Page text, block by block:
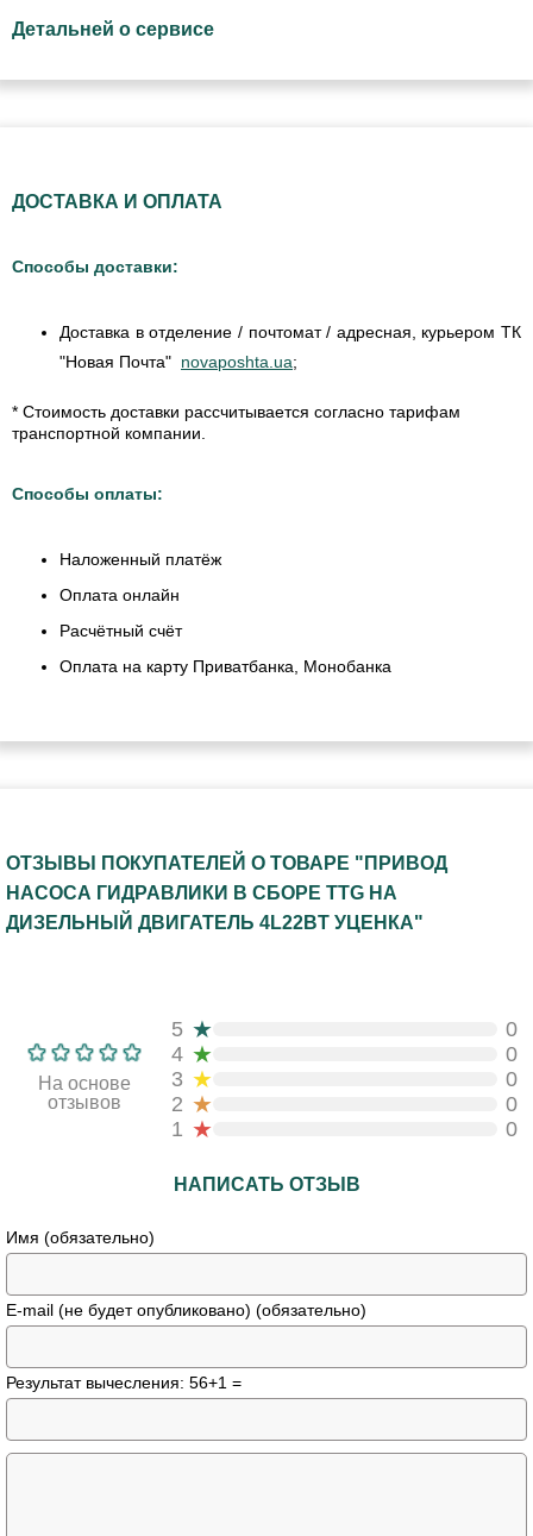
Детальней о сервисе
ДОСТАВКА И ОПЛАТА
Способы доставки:
Доставка в отделение / почтомат / адресная, курьером ТК
"Новая Почта" novaposhta.ua;
* Стоимость доставки рассчитывается согласно тарифам
транспортной компании.
Способы оплаты:
Наложенный платёж
Оплата онлайн
Расчётный счёт
Оплата на карту Приватбанка, Монобанка
ОТЗЫВЫ ПОКУПАТЕЛЕЙ О ТОВАРЕ "ПРИВОД
НАСОСА ГИДРАВЛИКИ В СБОРЕ TTG НА
ДИЗЕЛЬНЫЙ ДВИГАТЕЛЬ 4L22BT УЦЕНКА"
На основе
отзывов
5 ★
0
4 ★
0
3 ★
0
2 ★
0
1 ★ 0
НАПИСАТЬ ОТЗЫВ
Имя (обязательно)
E-mail (не будет опубликовано) (обязательно)
Результат вычесления: 56+1 =